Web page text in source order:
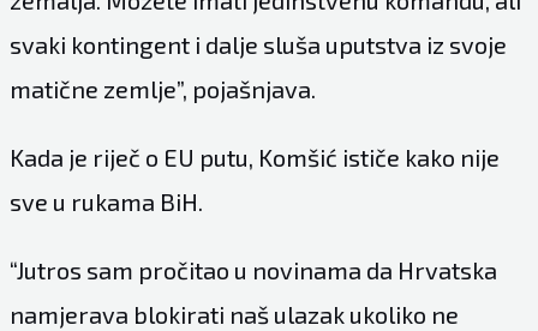
svaki kontingent i dalje sluša uputstva iz svoje
matične zemlje”, pojašnjava.
Kada je riječ o EU putu, Komšić ističe kako nije
sve u rukama BiH.
“Jutros sam pročitao u novinama da Hrvatska
namjerava blokirati naš ulazak ukoliko ne